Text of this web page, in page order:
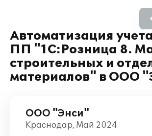
Автоматизация
ПП "1C:Розница 8.
строительных и
материалов" в ООО
ООО "Энси"
Краснодар, Май 2024